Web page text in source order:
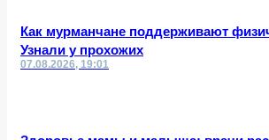
Как мурманчане поддерживают
Узнали у прохожих
07.08.2026, 19:01